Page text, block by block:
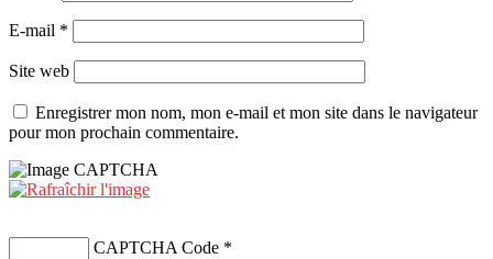
E-mail *
Site web
Enregistrer mon nom, mon e-mail et mon site dans le navigateur
pour mon prochain commentaire.
CAPTCHA Code *